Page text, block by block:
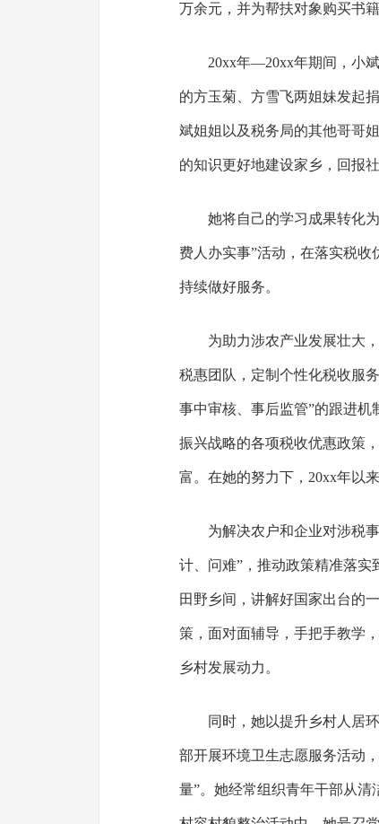
万余元，并为帮扶对象购买书
20xx年—20xx年期间，小
的方玉菊、方雪飞两姐妹发起
斌姐姐以及税务局的其他哥哥
的知识更好地建设家乡，回报
她将自己的学习成果转化
费人办实事”活动，在落实税
持续做好服务。
为助力涉农产业发展壮大
税惠团队，定制个性化税收服
事中审核、事后监管”的跟进
振兴战略的各项税收优惠政策
富。在她的努力下，20xx年以
为解决农户和企业对涉税
计、问难”，推动政策精准落实
田野乡间，讲解好国家出台的
策，面对面辅导，手把手教学
乡村发展动力。
同时，她以提升乡村人居
部开展环境卫生志愿服务活动
量”。她经常组织青年干部从